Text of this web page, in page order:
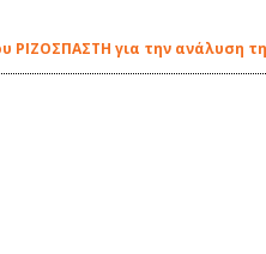
ΡΙΖΟΣΠΑΣΤΗ για την ανάλυση